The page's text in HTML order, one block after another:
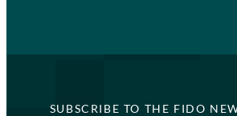
SUBSCRIBE TO THE FIDO